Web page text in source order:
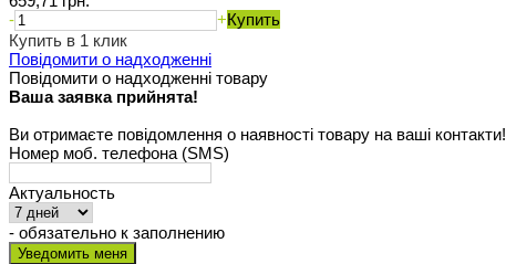
-
+Купить
Купить в 1 клик
Повідомити о надходженні
Повідомити о надходженні товару
Ваша заявка прийнята!
Ви отримаєте повідомлення о наявності товару на ваші контакти!
Номер моб. телефона (SMS)
Актуальность
- обязательно к заполнению